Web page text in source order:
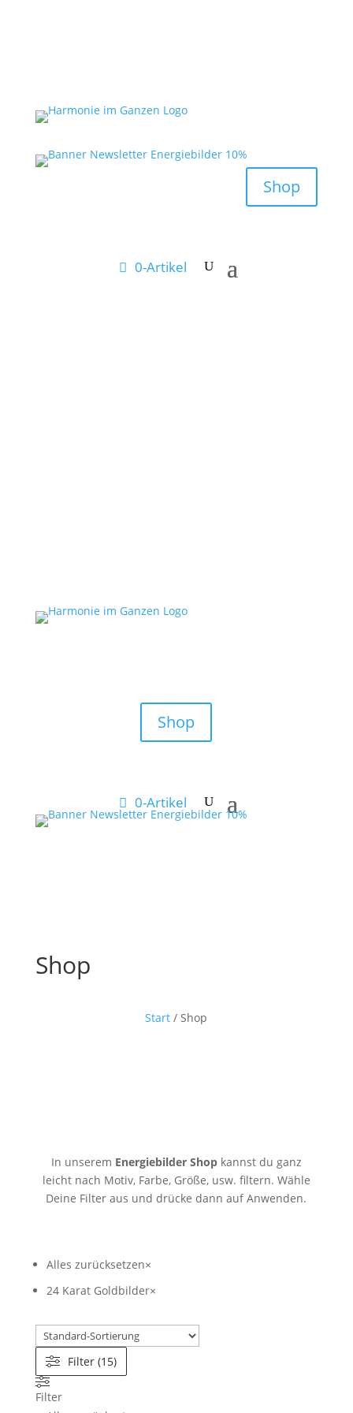
Shop
0-Artikel
Shop
0-Artikel
Shop
Start / Shop
In unserem Energiebilder Shopkannst du ganz
leicht nach Motiv, Farbe, Größe, usw. filtern. Wähle
Deine Filter aus und drücke dann auf Anwenden.
Alles zurücksetzen×
24 Karat Goldbilder×
Filter (15)
Filter